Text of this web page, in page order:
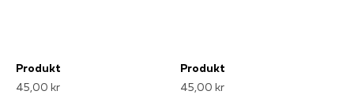
Produkt
45,00 kr
Produkt
45,00 kr